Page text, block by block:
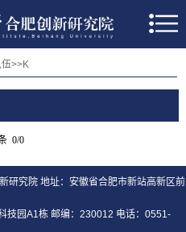
伍>>K
0/0
研究院 地址：安徽省合肥市新站高新区前
技园A1栋 邮编：230012 电话：0551-